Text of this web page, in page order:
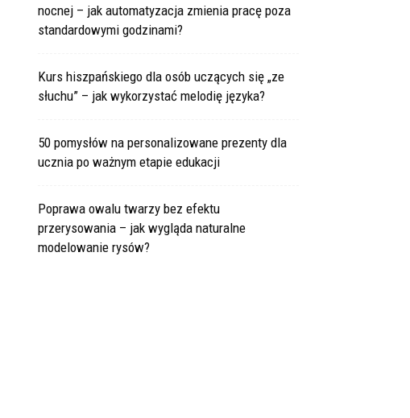
nocnej – jak automatyzacja zmienia pracę poza
standardowymi godzinami?
Kurs hiszpańskiego dla osób uczących się „ze
słuchu” – jak wykorzystać melodię języka?
50 pomysłów na personalizowane prezenty dla
ucznia po ważnym etapie edukacji
Poprawa owalu twarzy bez efektu
przerysowania – jak wygląda naturalne
modelowanie rysów?